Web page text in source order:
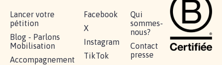
Lancer votre
pétition
Blog - Parlons
Mobilisation
Accompagnement
Facebook
X
Instagram
TikTok
Qui
sommes-
nous?
Contact
presse